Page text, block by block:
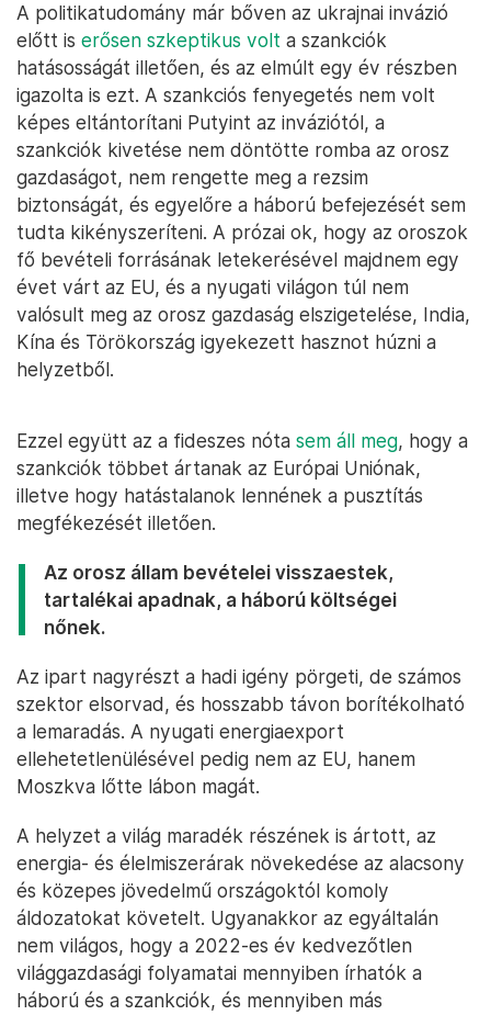
A politikatudomány már bőven az ukrajnai invázió
előtt is erősen szkeptikus volt a szankciók
hatásosságát illetően, és az elmúlt egy év részben
igazolta is ezt. A szankciós fenyegetés nem volt
képes eltántorítani Putyint az inváziótól, a
szankciók kivetése nem döntötte romba az orosz
gazdaságot, nem rengette meg a rezsim
biztonságát, és egyelőre a háború befejezését sem
tudta kikényszeríteni. A prózai ok, hogy az oroszok
fő bevételi forrásának letekerésével majdnem egy
évet várt az EU, és a nyugati világon túl nem
valósult meg az orosz gazdaság elszigetelése, India,
Kína és Törökország igyekezett hasznot húzni a
helyzetből.
Ezzel együtt az a fideszes nóta sem áll meg, hogy a
szankciók többet ártanak az Európai Uniónak,
illetve hogy hatástalanok lennének a pusztítás
megfékezését illetően.
Az orosz állam bevételei visszaestek,
tartalékai apadnak, a háború költségei
nőnek.
Az ipart nagyrészt a hadi igény pörgeti, de számos
szektor elsorvad, és hosszabb távon borítékolható
a lemaradás. A nyugati energiaexport
ellehetetlenülésével pedig nem az EU, hanem
Moszkva lőtte lábon magát.
A helyzet a világ maradék részének is ártott, az
energia- és élelmiszerárak növekedése az alacsony
és közepes jövedelmű országoktól komoly
áldozatokat követelt. Ugyanakkor az egyáltalán
nem világos, hogy a 2022-es év kedvezőtlen
világgazdasági folyamatai mennyiben írhatók a
háború és a szankciók, és mennyiben más